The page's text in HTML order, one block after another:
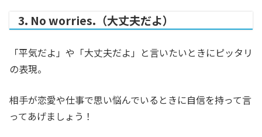
3. No worries.（大丈夫だよ）
「平気だよ」や「大丈夫だよ」と言いたいときにピッタリ
の表現。
相手が恋愛や仕事で思い悩んでいるときに自信を持って言
ってあげましょう！